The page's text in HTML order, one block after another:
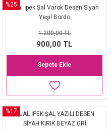
%25
Vual İpek Şal Varok Desen Siyah
Yeşil Bordo
1.200,00 TL
900,00 TL
Sepete Ekle
%17VUAL İPEK ŞAL YAZILI DESEN
SİYAH KIRIK BEYAZ GRİ